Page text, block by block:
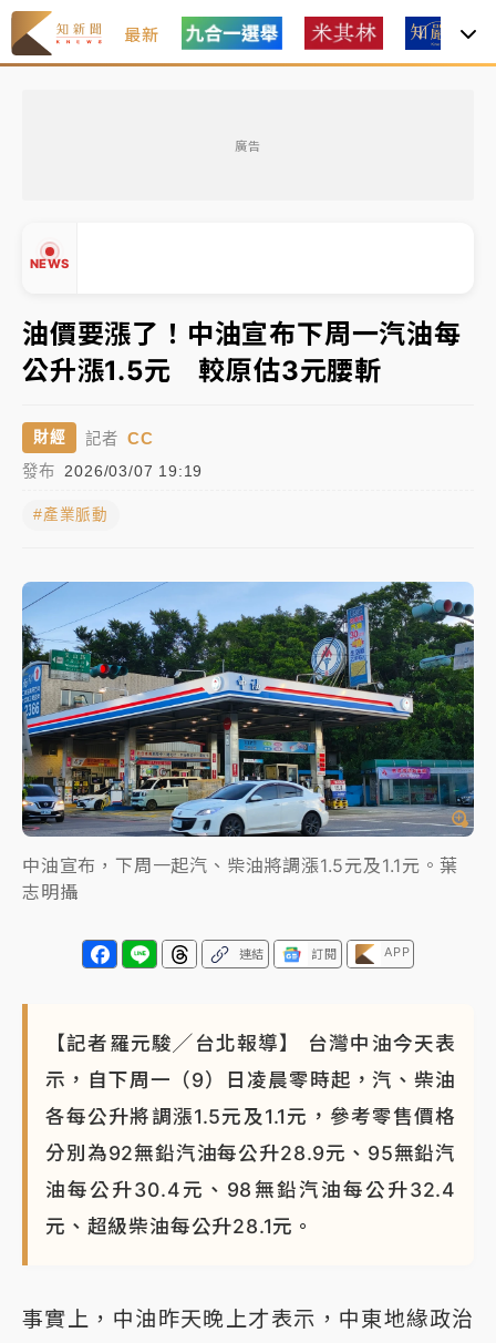
最新
廣告
NEWS
中信慈善基金會想增加董事人數！辜仲諒向法院聲請遭
駁 理由曝光
故宮《龍藏經》特展第2檔！今線上預約開賣一度塞車
周六起展出延長至晚上7時
台東農業處長涉圖利渡假村！東檢抗告成功 今重開羈
父親節泡湯了！中颱白海豚雨彈轟3天 「紅到發紫」降
雨熱區曝
暑假過三周才推「E宿新北打卡趣」！抽獎程序複雜 觀
旅局回應了
中信慈善基金會想增加董事人數！辜仲諒向法院聲請遭
駁 理由曝光
故宮《龍藏經》特展第2檔！今線上預約開賣一度塞車
周六起展出延長至晚上7時
台東農業處長涉圖利渡假村！東檢抗告成功 今重開羈
押庭
父親節泡湯了！中颱白海豚雨彈轟3天 「紅到發紫」降
油價要漲了！中油宣布下周一汽油每
公升漲1.5元 較原估3元腰斬
財經 記者 CC
發布 2026/03/07 19:19
#產業脈動
中油宣布，下周一起汽、柴油將調漲1.5元及1.1元。葉
志明攝
連結 訂閱 APP
【記者羅元駿╱台北報導】 台灣中油今天表
示，自下周一（9）日凌晨零時起，汽、柴油
各每公升將調漲1.5元及1.1元，參考零售價格
分別為92無鉛汽油每公升28.9元、95無鉛汽
油每公升30.4元、98無鉛汽油每公升32.4
元、超級柴油每公升28.1元。
事實上，中油昨天晚上才表示，中東地緣政治